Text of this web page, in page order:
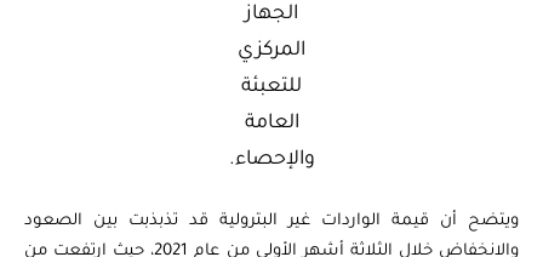
الجهاز
المركزي
للتعبئة
العامة
والإحصاء.
ويتضح أن قيمة الواردات غير البترولية قد تذبذبت بين الصعود
والانخفاض خلال الثلاثة أشهر الأولى من عام 2021، حيث ارتفعت من